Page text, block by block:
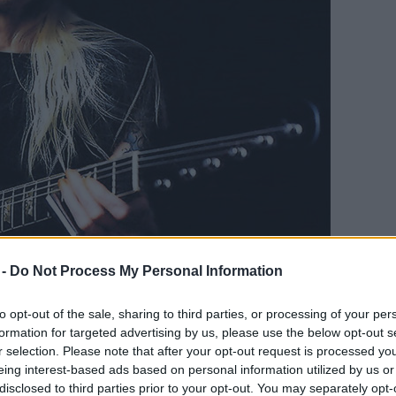
Do Not Process My Personal Information
opt-out of the sale, sharing to third parties, or processing of your
for targeted advertising by us, please use the below opt-out
selection. Please note that after your opt-out request is processed
interest-based ads based on personal information utilized by us
to third parties prior to your opt-out. You may separately
Fotó: rockbook.hu
a Columbia Kiadó adta ki. Abban az
között a woodstocki fesztiválon is fellépett,
Jimi Hendrixszel és Jim Morrisonnal a Jimi